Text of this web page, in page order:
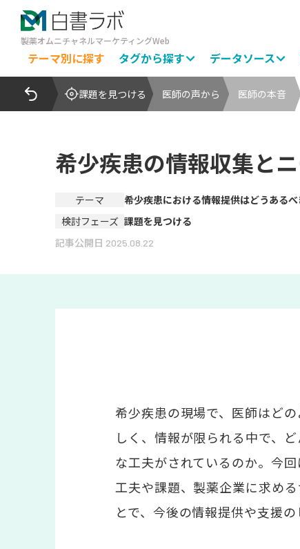
製薬オムニチャネルマーケティングWeb
テーマ別に探す タグから探す データソース
課題を見つける 医師の声から 医師の本音
希少疾患の情報収集と
テーマ
希少疾患における情報提供はどうある
検討フェーズ 課題を見つける
記事公開日 2025.08.22
希少疾患の現場で、医師はど
しく、情報が限られる中で、
な工夫がされているのか。今
工夫や課題、製薬企業に求め
とで、今後の情報提供や支援の